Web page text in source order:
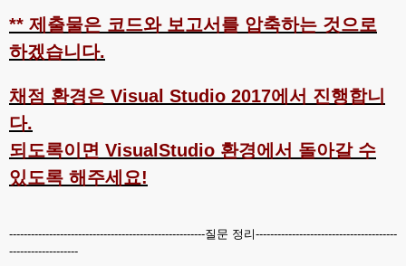
** 제출물은 코드와 보고서를 압축하는 것으로
하겠습니다.
채점 환경은 Visual Studio 2017에서 진행합니
다.
되도록이면 VisualStudio 환경에서 돌아갈 수
있도록 해주세요!
------------------------------------------------------질문 정리---------------------------------------
-------------------